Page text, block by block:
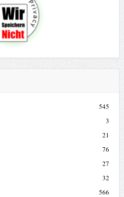
545
3
21
76
27
32
566